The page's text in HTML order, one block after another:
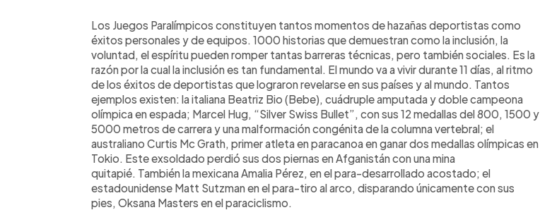
Los Juegos Paralímpicos constituyen tantos momentos de hazañas deportistas como
éxitos personales y de equipos. 1000 historias que demuestran como la inclusión, la
voluntad, el espíritu pueden romper tantas barreras técnicas, pero también sociales. Es la
razón por la cual la inclusión es tan fundamental. El mundo va a vivir durante 11 días, al ritmo
de los éxitos de deportistas que lograron revelarse en sus países y al mundo. Tantos
ejemplos existen: la italiana Beatriz Bio (Bebe), cuádruple amputada y doble campeona
olímpica en espada; Marcel Hug, “Silver Swiss Bullet”, con sus 12 medallas del 800, 1500 y
5000 metros de carrera y una malformación congénita de la columna vertebral; el
australiano Curtis Mc Grath, primer atleta en paracanoa en ganar dos medallas olímpicas en
Tokio. Este exsoldado perdió sus dos piernas en Afganistán con una mina
quitapié. También la mexicana Amalia Pérez, en el para-desarrollado acostado; el
estadounidense Matt Sutzman en el para-tiro al arco, disparando únicamente con sus
pies, Oksana Masters en el paraciclismo.